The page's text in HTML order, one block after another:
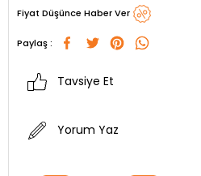
Fiyat Düşünce Haber Ver
Paylaş :
Tavsiye Et
Yorum Yaz